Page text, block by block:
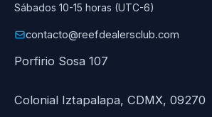
Sábados 10-15 horas (UTC-6)
contacto@reefdealersclub.com
Porfirio Sosa 107
Colonial Iztapalapa, CDMX, 09270